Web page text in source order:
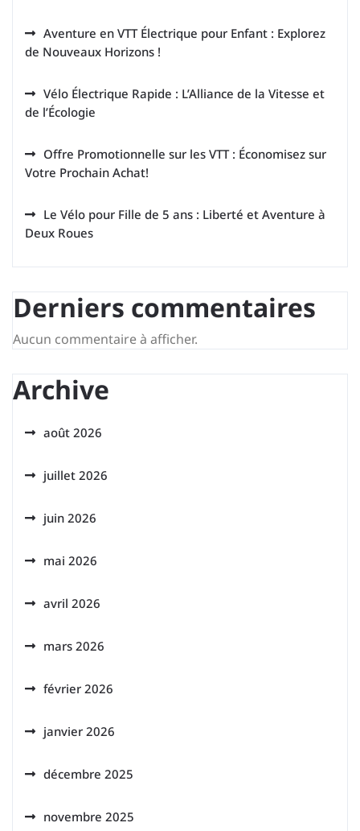
Aventure en VTT Électrique pour Enfant : Explorez
de Nouveaux Horizons !
Vélo Électrique Rapide : L’Alliance de la Vitesse et
de l’Écologie
Offre Promotionnelle sur les VTT : Économisez sur
Votre Prochain Achat!
Le Vélo pour Fille de 5 ans : Liberté et Aventure à
Deux Roues
Derniers commentaires
Aucun commentaire à afficher.
Archive
août 2026
juillet 2026
juin 2026
mai 2026
avril 2026
mars 2026
février 2026
janvier 2026
décembre 2025
novembre 2025